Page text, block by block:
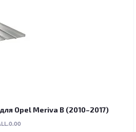
Opel Meriva B (2010–2017)